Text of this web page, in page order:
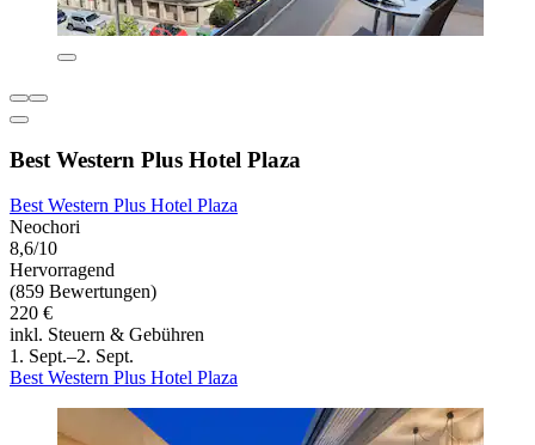
Best Western Plus Hotel Plaza
Best Western Plus Hotel Plaza
Neochori
8,6/10
Hervorragend
(859 Bewertungen)
220 €
inkl. Steuern & Gebühren
1. Sept.–2. Sept.
Best Western Plus Hotel Plaza